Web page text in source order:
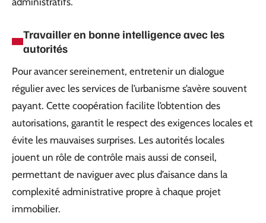
Travailler en bonne intelligence avec les
autorités
Pour avancer sereinement, entretenir un dialogue
régulier avec les services de l’urbanisme s’avère souvent
payant. Cette coopération facilite l’obtention des
autorisations, garantit le respect des exigences locales et
évite les mauvaises surprises. Les autorités locales
jouent un rôle de contrôle mais aussi de conseil,
permettant de naviguer avec plus d’aisance dans la
complexité administrative propre à chaque projet
immobilier.